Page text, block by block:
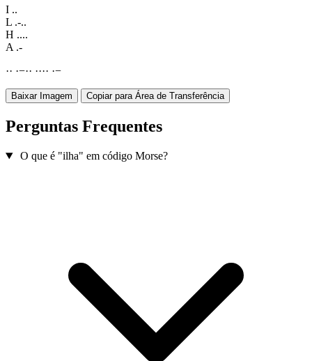
I ..
L .-..
H ....
A .-
·· ·−·· ···· ·−
Baixar Imagem Copiar para Área de Transferência
Perguntas Frequentes
O que é "ilha" em código Morse?